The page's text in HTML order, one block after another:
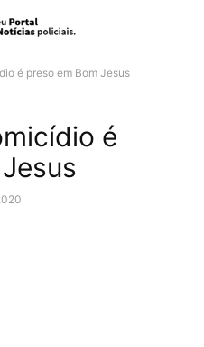
é preso em Bom Jesus
é